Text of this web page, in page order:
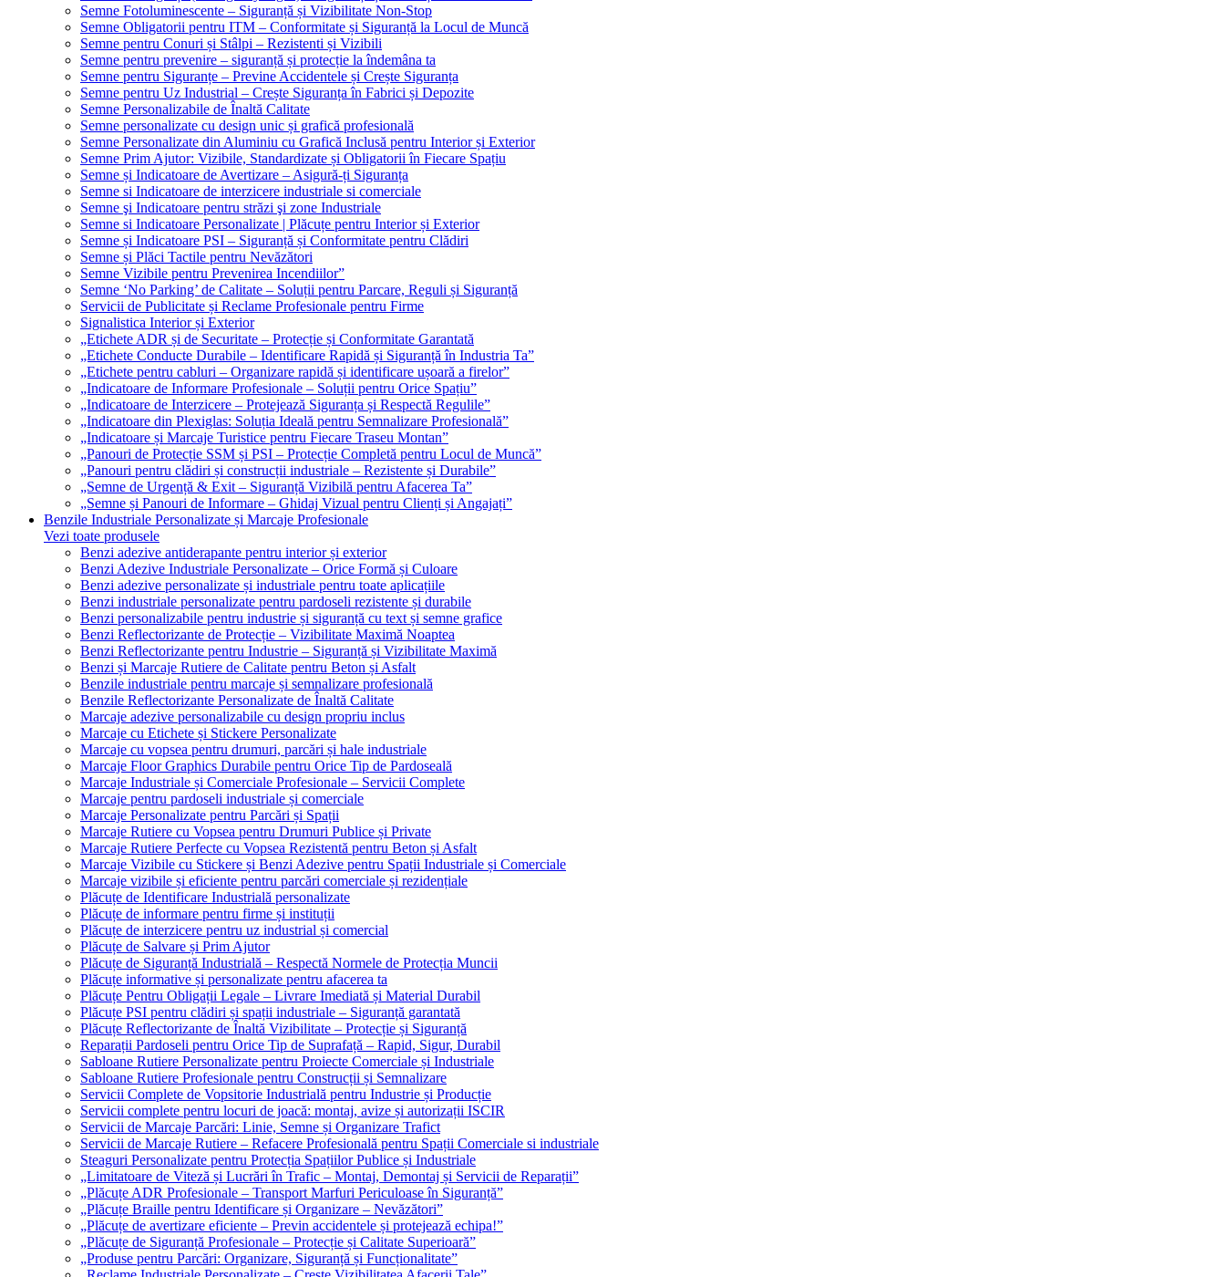
Semne Fotoluminescente – Siguranță și Vizibilitate Non-Stop
Semne Obligatorii pentru ITM – Conformitate și Siguranță la Locul de Muncă
Semne pentru Conuri și Stâlpi – Rezistenti și Vizibili
Semne pentru prevenire – siguranță și protecție la îndemâna ta
Semne pentru Siguranțe – Previne Accidentele și Crește Siguranța
Semne pentru Uz Industrial – Crește Siguranța în Fabrici și Depozite
Semne Personalizabile de Înaltă Calitate
Semne personalizate cu design unic și grafică profesională
Semne Personalizate din Aluminiu cu Grafică Inclusă pentru Interior și Exterior
Semne Prim Ajutor: Vizibile, Standardizate și Obligatorii în Fiecare Spațiu
Semne și Indicatoare de Avertizare – Asigură-ți Siguranța
Semne si Indicatoare de interzicere industriale si comerciale
Semne şi Indicatoare pentru străzi şi zone Industriale
Semne si Indicatoare Personalizate | Plăcuțe pentru Interior și Exterior
Semne și Indicatoare PSI – Siguranță și Conformitate pentru Clădiri
Semne și Plăci Tactile pentru Nevăzători
Semne Vizibile pentru Prevenirea Incendiilor”
Semne ‘No Parking’ de Calitate – Soluții pentru Parcare, Reguli și Siguranță
Servicii de Publicitate și Reclame Profesionale pentru Firme
Signalistica Interior și Exterior
„Etichete ADR și de Securitate – Protecție și Conformitate Garantată
„Etichete Conducte Durabile – Identificare Rapidă și Siguranță în Industria Ta”
„Etichete pentru cabluri – Organizare rapidă și identificare ușoară a firelor”
„Indicatoare de Informare Profesionale – Soluții pentru Orice Spațiu”
„Indicatoare de Interzicere – Protejează Siguranța și Respectă Regulile”
„Indicatoare din Plexiglas: Soluția Ideală pentru Semnalizare Profesională”
„Indicatoare și Marcaje Turistice pentru Fiecare Traseu Montan”
„Panouri de Protecție SSM și PSI – Protecție Completă pentru Locul de Muncă”
„Panouri pentru clădiri și construcții industriale – Rezistente și Durabile”
„Semne de Urgență & Exit – Siguranță Vizibilă pentru Afacerea Ta”
„Semne și Panouri de Informare – Ghidaj Vizual pentru Clienți și Angajați”
Benzile Industriale Personalizate și Marcaje Profesionale
Vezi toate produsele
Benzi adezive antiderapante pentru interior și exterior
Benzi Adezive Industriale Personalizate – Orice Formă și Culoare
Benzi adezive personalizate și industriale pentru toate aplicațiile
Benzi industriale personalizate pentru pardoseli rezistente și durabile
Benzi personalizabile pentru industrie și siguranță cu text și semne grafice
Benzi Reflectorizante de Protecție – Vizibilitate Maximă Noaptea
Benzi Reflectorizante pentru Industrie – Siguranță și Vizibilitate Maximă
Benzi și Marcaje Rutiere de Calitate pentru Beton și Asfalt
Benzile industriale pentru marcaje și semnalizare profesională
Benzile Reflectorizante Personalizate de Înaltă Calitate
Marcaje adezive personalizabile cu design propriu inclus
Marcaje cu Etichete și Stickere Personalizate
Marcaje cu vopsea pentru drumuri, parcări și hale industriale
Marcaje Floor Graphics Durabile pentru Orice Tip de Pardoseală
Marcaje Industriale și Comerciale Profesionale – Servicii Complete
Marcaje pentru pardoseli industriale și comerciale
Marcaje Personalizate pentru Parcări și Spații
Marcaje Rutiere cu Vopsea pentru Drumuri Publice și Private
Marcaje Rutiere Perfecte cu Vopsea Rezistentă pentru Beton și Asfalt
Marcaje Vizibile cu Stickere și Benzi Adezive pentru Spații Industriale și Comerciale
Marcaje vizibile și eficiente pentru parcări comerciale și rezidențiale
Plăcuțe de Identificare Industrială personalizate
Plăcuțe de informare pentru firme și instituții
Plăcuțe de interzicere pentru uz industrial și comercial
Plăcuțe de Salvare și Prim Ajutor
Plăcuțe de Siguranță Industrială – Respectă Normele de Protecția Muncii
Plăcuțe informative și personalizate pentru afacerea ta
Plăcuțe Pentru Obligații Legale – Livrare Imediată și Material Durabil
Plăcuțe PSI pentru clădiri și spații industriale – Siguranță garantată
Plăcuțe Reflectorizante de Înaltă Vizibilitate – Protecție și Siguranță
Reparații Pardoseli pentru Orice Tip de Suprafață – Rapid, Sigur, Durabil
Sabloane Rutiere Personalizate pentru Proiecte Comerciale și Industriale
Sabloane Rutiere Profesionale pentru Construcții și Semnalizare
Servicii Complete de Vopsitorie Industrială pentru Industrie și Producție
Servicii complete pentru locuri de joacă: montaj, avize și autorizații ISCIR
Servicii de Marcaje Parcări: Linie, Semne și Organizare Trafict
Servicii de Marcaje Rutiere – Refacere Profesională pentru Spații Comerciale si industriale
Steaguri Personalizate pentru Protecția Spațiilor Publice și Industriale
„Limitatoare de Viteză și Lucrări în Trafic – Montaj, Demontaj și Servicii de Reparații”
„Plăcuțe ADR Profesionale – Transport Marfuri Periculoase în Siguranță”
„Plăcuțe Braille pentru Identificare și Organizare – Nevăzători”
„Plăcuțe de avertizare eficiente – Previn accidentele și protejează echipa!”
„Plăcuțe de Siguranță Profesionale – Protecție și Calitate Superioară”
„Produse pentru Parcări: Organizare, Siguranță și Funcționalitate”